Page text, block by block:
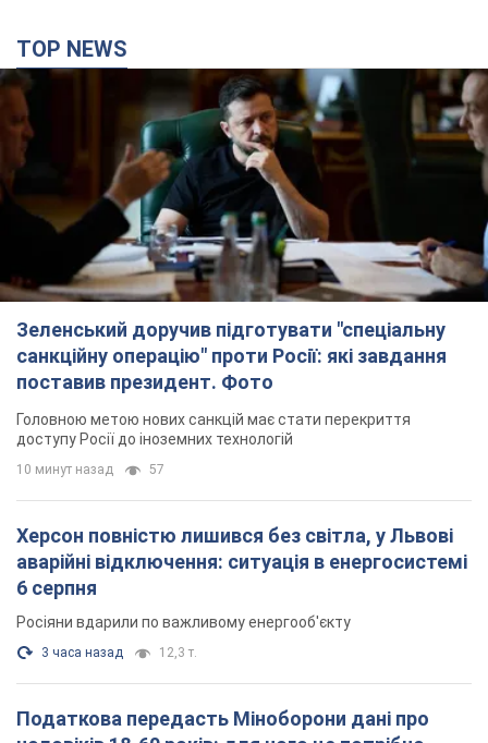
TOP NEWS
Зеленський доручив підготувати "спеціальну
санкційну операцію" проти Росії: які завдання
поставив президент. Фото
Головною метою нових санкцій має стати перекриття
доступу Росії до іноземних технологій
10 минут назад 57
Херсон повністю лишився без світла, у Львові
аварійні відключення: ситуація в енергосистемі
6 серпня
Росіяни вдарили по важливому енергооб'єкту
3 часа назад 12,3 т.
Податкова передасть Міноборони дані про